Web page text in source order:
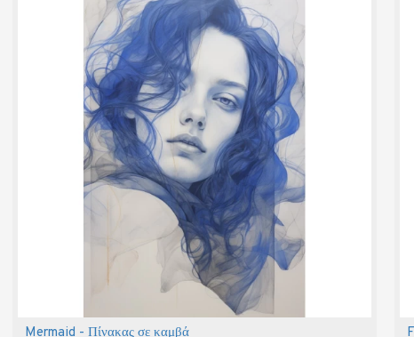
Mermaid - Πίνακας σε καμβά